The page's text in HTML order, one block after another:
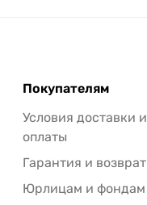
Покупателям
Условия доставки и
оплаты
Гарантия и возврат
Юрлицам и фондам